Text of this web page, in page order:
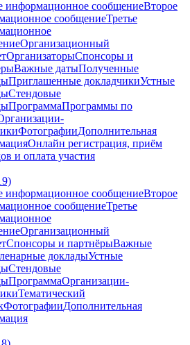
информационное сообщениеВторое
сообщениеТретье
Организационный
ОрганизаторыСпонсоры и
Важные датыПолученные
Приглашенные докладчикиУстные
Стендовые
ПрограммаПрограммы по
ФотографииДополнительная
Онлайн регистрация, приём
и оплата участия
информационное сообщениеВторое
сообщениеТретье
Организационный
Спонсоры и партнёрыВажные
докладыУстные
Стендовые
ПрограммаОрганизации-
Тематический
ФотографииДополнительная